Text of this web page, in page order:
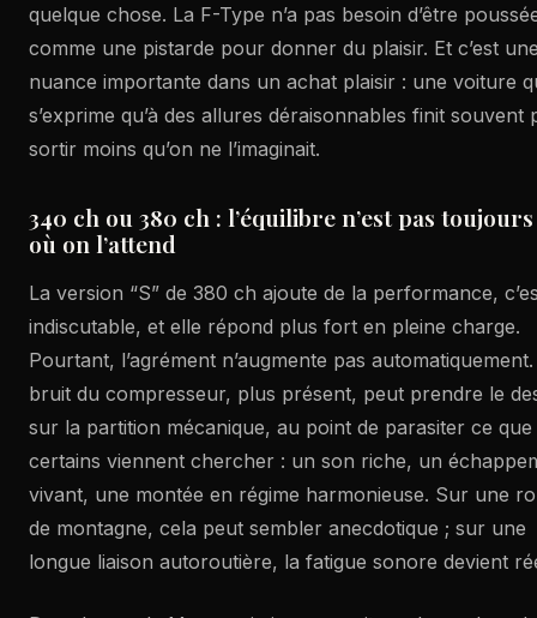
quelque chose. La F-Type n’a pas besoin d’être
comme une pistarde pour donner du plaisir. Et c’est
nuance importante dans un achat plaisir : une voiture
s’exprime qu’à des allures déraisonnables finit souvent
sortir moins qu’on ne l’imaginait.
340 ch ou 380 ch : l’équilibre n’est pas
où on l’attend
La version “S” de 380 ch ajoute de la performance,
indiscutable, et elle répond plus fort en pleine charge.
Pourtant, l’agrément n’augmente pas
bruit du compresseur, plus présent, peut prendre le
sur la partition mécanique, au point de parasiter ce que
certains viennent chercher : un son riche, un
vivant, une montée en régime harmonieuse. Sur une
de montagne, cela peut sembler anecdotique ; sur une
longue liaison autoroutière, la fatigue sonore devient